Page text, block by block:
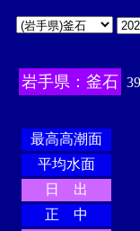
岩手県：釜石
最高高潮面
平均水面
日 出
正 中